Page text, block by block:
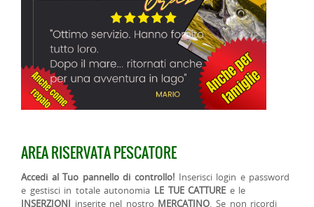
AREA RISERVATA PESCATORE
Accedi al Tuo pannello di controllo! Inserisci login e password
e gestisci in totale autonomia LE TUE CATTURE e le
INSERZIONI inserite nel nostro MERCATINO. Se non ricordi